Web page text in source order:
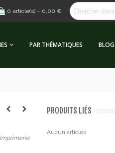
0 article(s) - 0,00 €
PAR THÉMATIQUES BLOG
PRODUITS LIÉS
Aucun articles